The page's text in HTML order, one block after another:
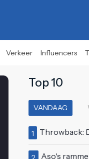
Verkeer Influencers
Top 10
VANDAAG
1 Throwback: De
Aso's rammen